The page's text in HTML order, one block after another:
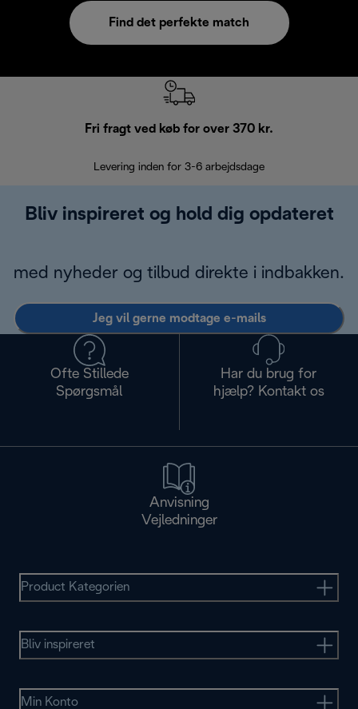
Find det perfekte match
Fri fragt ved køb for over 370 kr.
Levering inden for 3-6 arbejdsdage
Bliv inspireret og hold dig opdateret
med nyheder og tilbud direkte i indbakken.
Jeg vil gerne modtage e-mails
Ofte Stillede
Spørgsmål
Har du brug for
hjælp? Kontakt os
Anvisning
Vejledninger
Product Kategorien
Bliv inspireret
Min Konto